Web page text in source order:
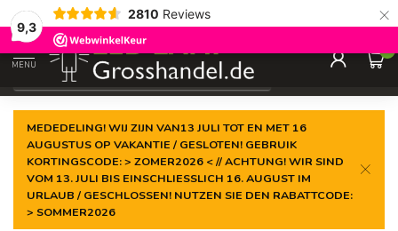
9,3
2810 Reviews ×
Gegarandeerde delaagste prijs
MENU
0
MEDEDELING! WIJ ZIJN VAN13 JULI TOT EN MET 16
AUGUSTUS OP VAKANTIE / GESLOTEN! GEBRUIK
KORTINGSCODE: > ZOMER2026 < // ACHTUNG! WIR SIND
VOM 13. JULI BIS EINSCHLIESSLICH 16. AUGUST IM
URLAUB / GESCHLOSSEN! NUTZEN SIE DEN RABATTCODE:
> SOMMER2026